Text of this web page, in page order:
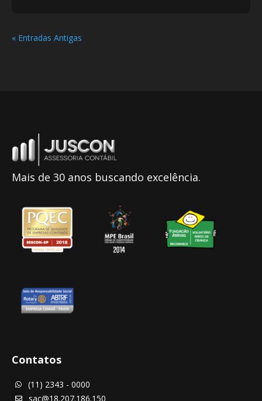
« Entradas Antigas
Mais de 30 anos buscando excelência.
Contatos
 (11) 2343 - 0000
 sac@18.207.186.150